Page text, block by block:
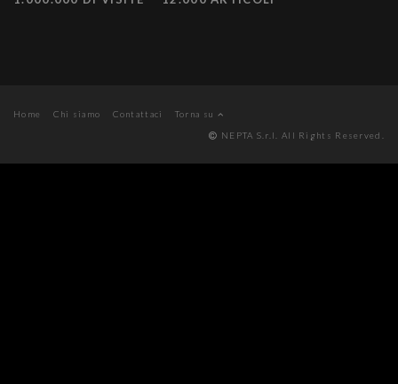
Home Chi siamo Contattaci
Torna su
NEPTA S.r.l. All Rights Reserved.